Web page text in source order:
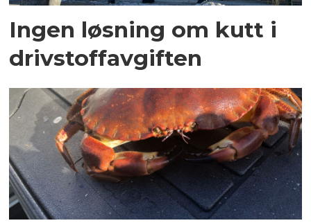
Ingen løsning om kutt i
drivstoffavgiften